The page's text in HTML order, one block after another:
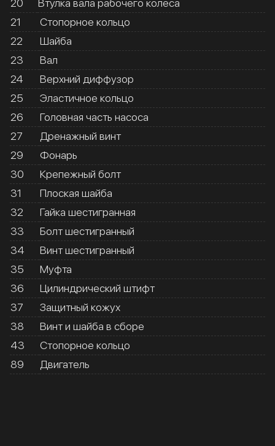
20
Втулка вала рабочего колеса
21
Стопорное кольцо
22
Шайба
23
Вал
24
Верхний диффузор
25
Эластичное кольцо
26
Головная часть насоса
27
Дренажный винт
29
Фонарь
30
Крепежный болт
31
Плоская шайба
32
Гайка шестигранная
33
Болт шестигранный
34
Винт шестигранный
35
Муфта
36
Цилиндрический штифт
37
Защитный кожух
38
Винт и шайба в сборе
43
Стопорное кольцо
89
Двигатель